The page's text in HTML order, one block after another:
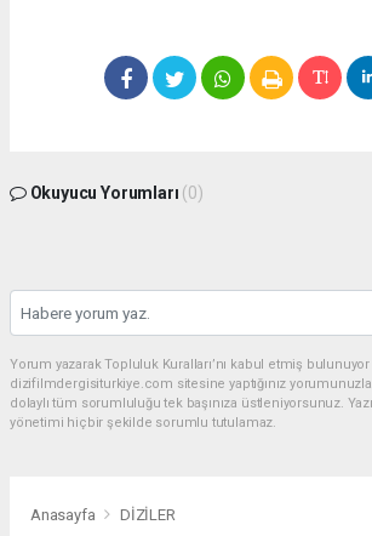
Okuyucu Yorumları (0)
Yorum yazarak Topluluk Kuralları’nı kabul etmiş bulunuyor
dizifilmdergisiturkiye.com sitesine yaptığınız
dolaylı tüm sorumluluğu tek başınıza üstleniyorsunuz.
yönetimi hiçbir şekilde sorumlu tutulamaz.
Anasayfa DİZİLER